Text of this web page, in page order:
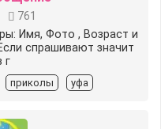
761
Имя, Фото , Возраст и
спрашивают значит
г
приколы уфа